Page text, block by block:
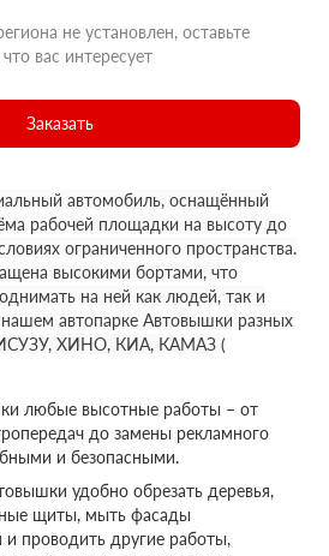
не установлен, оставьте
вас интересует
Заказать
автомобиль, оснащённый
рабочей площадки на высоту до
ограниченного пространства.
высокими бортами, что
на ней как людей, так и
автопарке Автовышки разных
ХИНО, КИА, КАМАЗ (
любые высотные работы – от
до замены рекламного
и безопасными.
удобно обрезать деревья,
щиты, мыть фасады
проводить другие работы,